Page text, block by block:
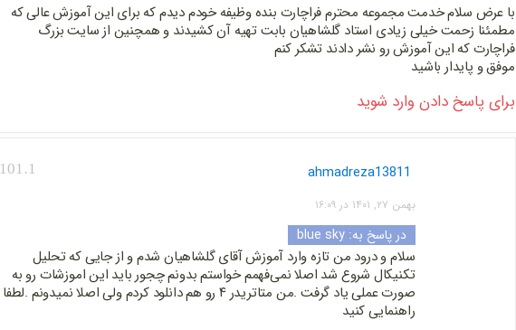
با عرض سلام خدمت مجموعه محترم فراچارت بنده وظیفه خودم دیدم که برای این آموزش عالی که
مطمئنا زحمت خیلی زیادی استاد گلشاهیان بابت تهیه آن کشیدند و همچنین از سایت بزرگ
فراچارت که این آموزش رو نشر دادند تشکر کنم
موفق و پایدار باشید
برای پاسخ دادن وارد شوید
101.1 ahmadreza13811
بهمن ۲۷, ۱۴۰۱ در ۱۶:۰۹
در پاسخ به:blue sky
سلام و درود من تازه وارد آموزش آقای گلشاهیان شدم و از جایی که تحلیل
تکنیکال شروع شد اصلا نمی‌فهمم خواستم بدونم چجور باید این اموزشات رو به
صورت عملی یاد گرفت .من متاتریدر ۴ رو هم دانلود کردم ولی اصلا نمیدونم .لطفا
راهنمایی کنید